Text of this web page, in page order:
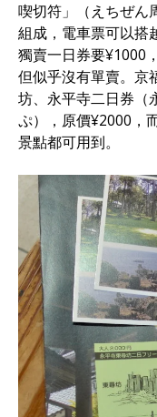
喫切符」（えちぜん
組成，電車票可以搭
獨賣一日券要¥1000
但似乎沒有單賣。京
坊、永平寺二日券（
ぷ），原價¥2000，
景點都可用到。